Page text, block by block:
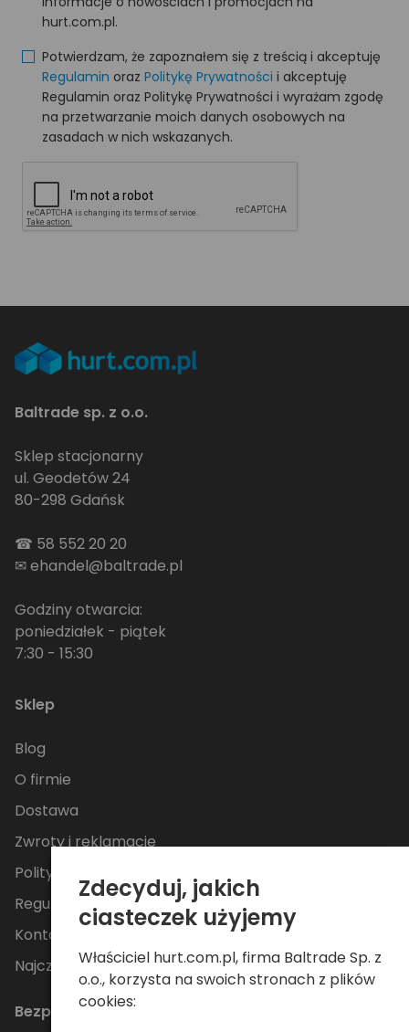
hurt.com.pl.
Potwierdzam, że zapoznałem się z treścią i akceptuję
Regulamin oraz Politykę Prywatności i akceptuję
Regulamin oraz Politykę Prywatności i wyrażam zgodę
na przetwarzanie moich danych osobowych na
zasadach w nich wskazanych.
Baltrade sp. z o.o.
Sklep stacjonarny
ul. Geodetów 24
80-298 Gdańsk
☎ 58 552 20 20
✉ehandel@baltrade.pl
Godziny otwarcia:
poniedziałek - piątek
7:30 - 15:30
Sklep
Blog
O firmie
Dostawa
Zwroty i reklamacje
Polityka Prywatności
Regulamin
Kontakt
Najczęściej zadawane pytania
Bezpieczne płatności
Zdecyduj, jakich
ciasteczek użyjemy
Właściciel hurt.com.pl, firma Baltrade Sp. z
o.o., korzysta na swoich stronach z plików
cookies: